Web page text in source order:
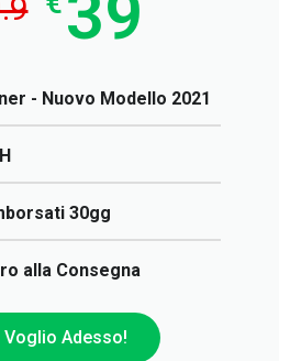
- Nuovo Modello 2021
30gg
alla Consegna
Voglio Adesso!